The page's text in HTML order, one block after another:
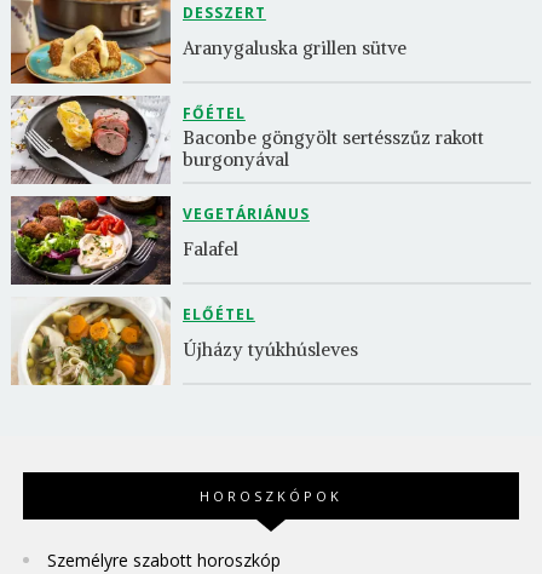
DESSZERT
Aranygaluska grillen sütve
FŐÉTEL
Baconbe göngyölt sertésszűz rakott
burgonyával
VEGETÁRIÁNUS
Falafel
ELŐÉTEL
Újházy tyúkhúsleves
HOROSZKÓPOK
Személyre szabott horoszkóp